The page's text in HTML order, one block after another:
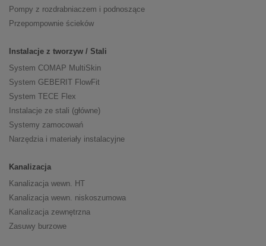
Pompy z rozdrabniaczem i podnoszące
Przepompownie ścieków
Instalacje z tworzyw / Stali
System COMAP MultiSkin
System GEBERIT FlowFit
System TECE Flex
Instalacje ze stali (główne)
Systemy zamocowań
Narzędzia i materiały instalacyjne
Kanalizacja
Kanalizacja wewn. HT
Kanalizacja wewn. niskoszumowa
Kanalizacja zewnętrzna
Zasuwy burzowe